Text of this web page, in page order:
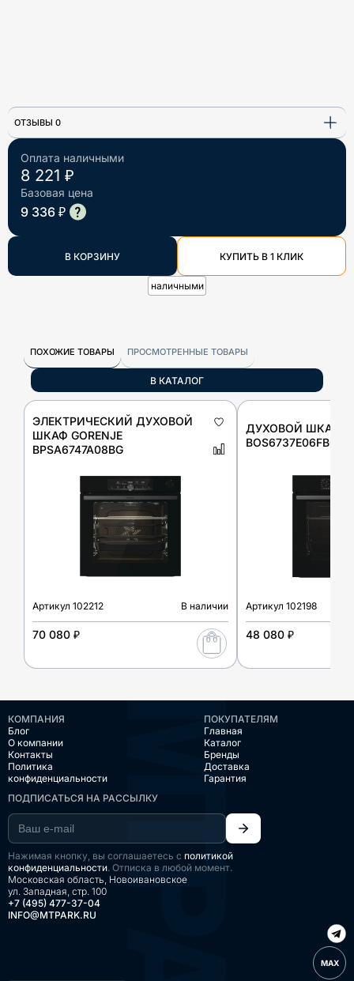
Оплата наличными
8 221 ₽
Базовая цена
9 336 ₽
В КОРЗИНУ КУПИТЬ В 1 КЛИК
наличными
ОТЗЫВЫ 0
ПОХОЖИЕ ТОВАРЫ ПРОСМОТРЕННЫЕ ТОВАРЫ
В КАТАЛОГ
ЭЛЕКТРИЧЕСКИЙ ДУХОВОЙ
ШКАФ GORENJE
BPSA6747A08BG
Артикул 102212 В наличии
70 080 ₽
ДУХОВОЙ ШКАФ
BOS6737E06FBG
Артикул 102198
48 080 ₽
КОМПАНИЯ
Блог
О компании
Контакты
Политика
конфиденциальности
ПОКУПАТЕЛЯМ
Главная
Каталог
Бренды
Доставка
Гарантия
ПОДПИСАТЬСЯ НА РАССЫЛКУ
Нажимая кнопку, вы соглашаетесь с политикой
конфиденциальности. Отписка в любой момент.
Московская область, Новоивановское
ул. Западная, стр. 100
+7 (495) 477-37-04
INFO@MTPARK.RU
MAX